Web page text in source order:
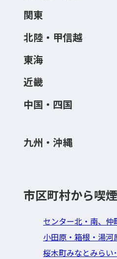
関東
北陸・甲信越
東海
近畿
中国・四国
九州・沖縄
市区町村から喫
センター北・南、仲
小田原・箱根・湯河
桜木町みなとみらい